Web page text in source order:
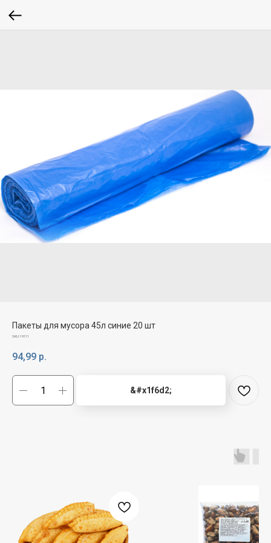
Пакеты для мусора 45л синие 20 шт
SKU:19111
94,99 р.
&#x1f6d2;